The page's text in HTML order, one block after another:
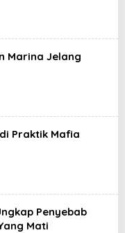
Marina Jelang
Praktik Mafia
Penyebab
Mati